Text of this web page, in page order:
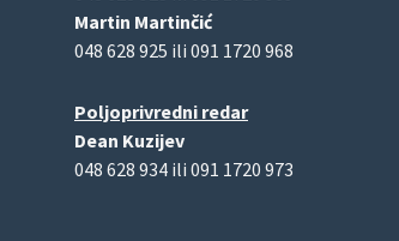
Martin Martinčić
048 628 925 ili 091 1720 968
Poljoprivredni redar
Dean Kuzijev
048 628 934 ili 091 1720 973